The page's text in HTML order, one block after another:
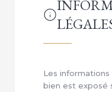
Les informations
bien est exposé